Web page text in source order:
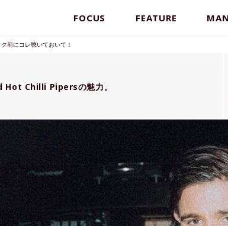
FOCUS FEATURE
前にコレ聴いておいて！
Hot Chilli Pipersの魅力。